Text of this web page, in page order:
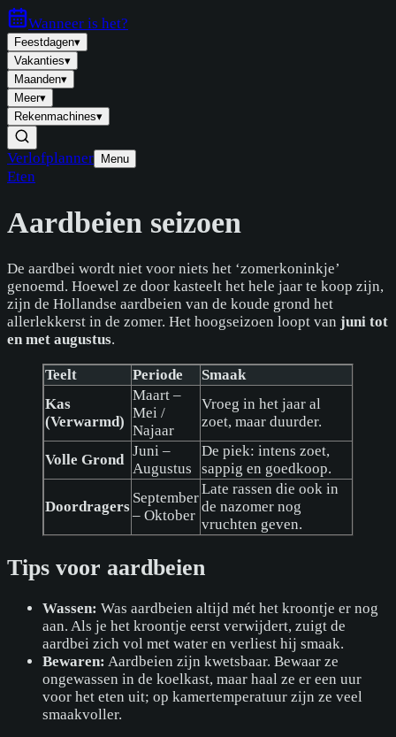
Wanneer is het?
Feestdagen▾
Vakanties▾
Maanden▾
Meer▾
Rekenmachines▾
Verlofplanner Menu
Eten
Aardbeien seizoen
De aardbei wordt niet voor niets het ‘zomerkoninkje’
genoemd. Hoewel ze door kasteelt het hele jaar te koop zijn,
zijn de Hollandse aardbeien van de koude grond het
allerlekkerst in de zomer. Het hoogseizoen loopt van juni tot
en met augustus.
Teelt Periode
Smaak
Kas
(Verwarmd)
Maart –
Mei /
Najaar
Vroeg in het jaar al
zoet, maar duurder.
Volle Grond
Juni –
Augustus
De piek: intens zoet,
sappig en goedkoop.
Doordragers
September
– Oktober
Late rassen die ook in
de nazomer nog
vruchten geven.
Tips voor aardbeien
Wassen: Was aardbeien altijd mét het kroontje er nog
aan. Als je het kroontje eerst verwijdert, zuigt de
aardbei zich vol met water en verliest hij smaak.
Bewaren: Aardbeien zijn kwetsbaar. Bewaar ze
ongewassen in de koelkast, maar haal ze er een uur
voor het eten uit; op kamertemperatuur zijn ze veel
smaakvoller.